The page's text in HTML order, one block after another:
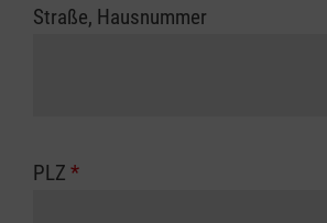
Straße, Hausnummer
PLZ *